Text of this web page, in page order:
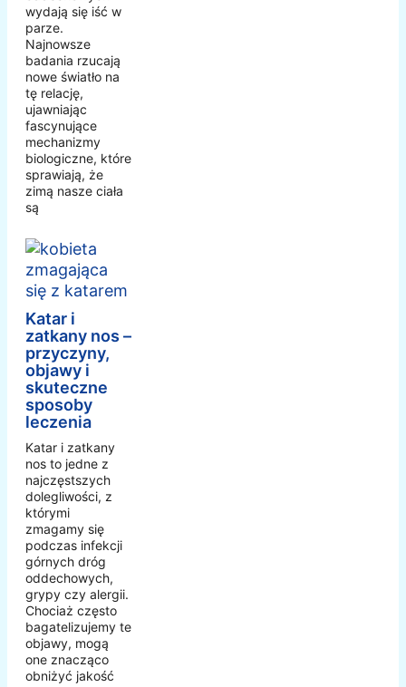
wydają się iść w
parze.
Najnowsze
badania rzucają
nowe światło na
tę relację,
ujawniając
fascynujące
mechanizmy
biologiczne, które
sprawiają, że
zimą nasze ciała
są
Katar i
zatkany nos –
przyczyny,
objawy i
skuteczne
sposoby
leczenia
Katar i zatkany
nos to jedne z
najczęstszych
dolegliwości, z
którymi
zmagamy się
podczas infekcji
górnych dróg
oddechowych,
grypy czy alergii.
Chociaż często
bagatelizujemy te
objawy, mogą
one znacząco
obniżyć jakość